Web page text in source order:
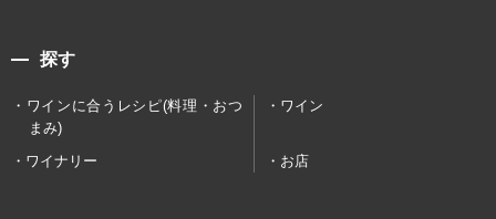
探す
ワインに合うレシピ(料理・おつ
まみ)
ワイン
ワイナリー お店